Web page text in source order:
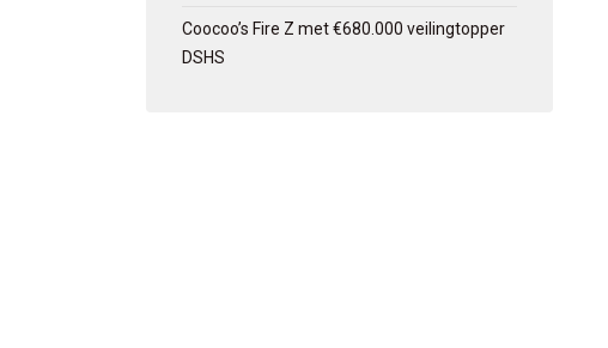
Coocoo’s Fire Z met €680.000 veilingtopper
DSHS